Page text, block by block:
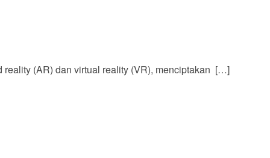
reality (AR) dan virtual reality (VR), menciptakan […]